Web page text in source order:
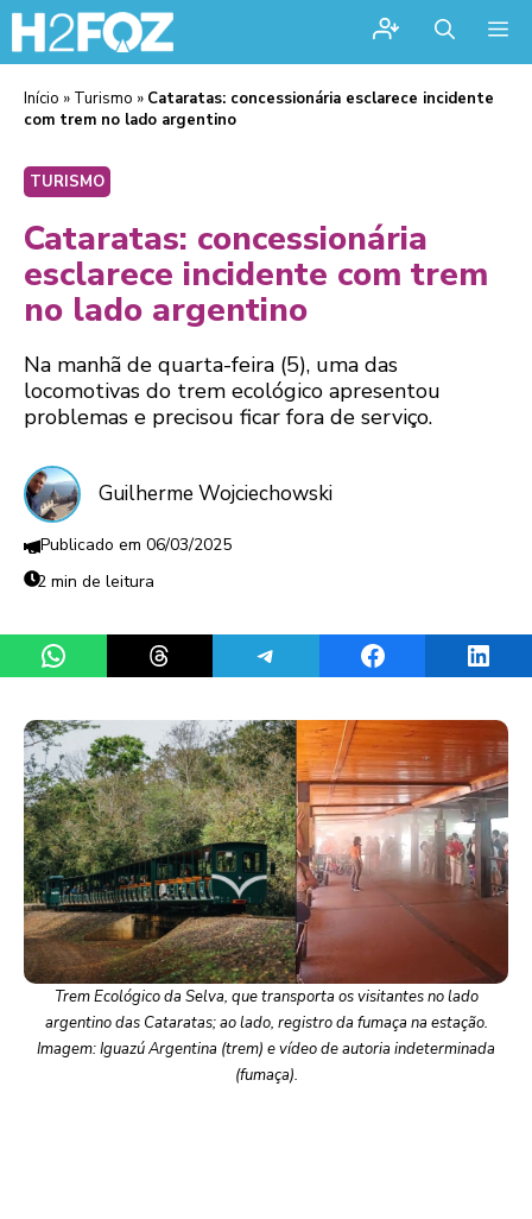
Início » Turismo » Cataratas: concessionária esclarece incidente
com trem no lado argentino
TURISMO
Cataratas: concessionária
esclarece incidente com trem
no lado argentino
Na manhã de quarta-feira (5), uma das
locomotivas do trem ecológico apresentou
problemas e precisou ficar fora de serviço.
Guilherme Wojciechowski
06/03/2025
2 min de leitura
Share on WhatsAppShare on ThreadsShare on TelegramShare on Facebook
Trem Ecológico da Selva, que transporta os visitantes no lado
argentino das Cataratas; ao lado, registro da fumaça na estação.
Imagem: Iguazú Argentina (trem) e vídeo de autoria indeterminada
(fumaça).